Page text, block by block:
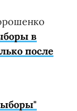
в
после